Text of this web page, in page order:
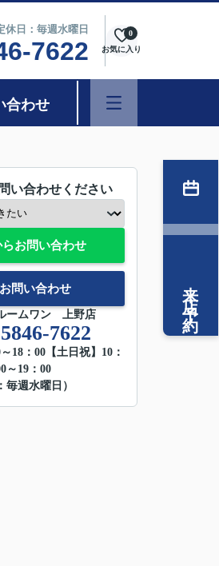
日：毎週水曜日
7622 お気に入り
0
合わせ
い合わせください
お問い合わせ
問い合わせ
ームワン 上野店
7622
18：00【土日祝】10：
～19：00
毎週水曜日）
来店予約